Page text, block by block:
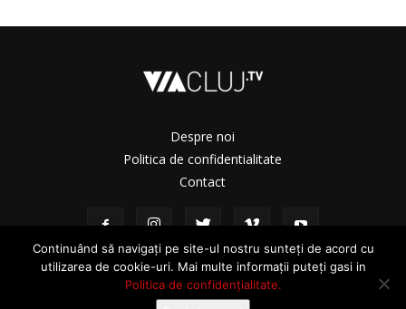
Despre noi
Politica de confidentialitate
Contact
Continuând să navigați pe site-ul nostru sunteți de acord cu
utilizarea de cookie-uri. Mai multe informații puteți gasi in
Politica de confidențialitate.